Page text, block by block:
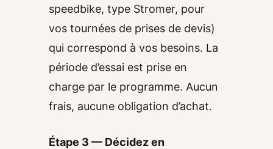
speedbike, type Stromer, pour
vos tournées de prises de devis)
qui correspond à vos besoins. La
période d’essai est prise en
charge par le programme. Aucun
frais, aucune obligation d’achat.
Étape 3 — Décidez en